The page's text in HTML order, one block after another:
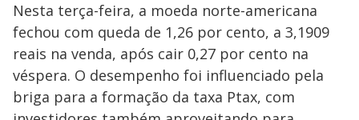
Nesta terça-feira, a moeda norte-americana
fechou com queda de 1,26 por cento, a 3,1909
reais na venda, após cair 0,27 por cento na
véspera. O desempenho foi influenciado pela
briga para a formação da taxa Ptax, com